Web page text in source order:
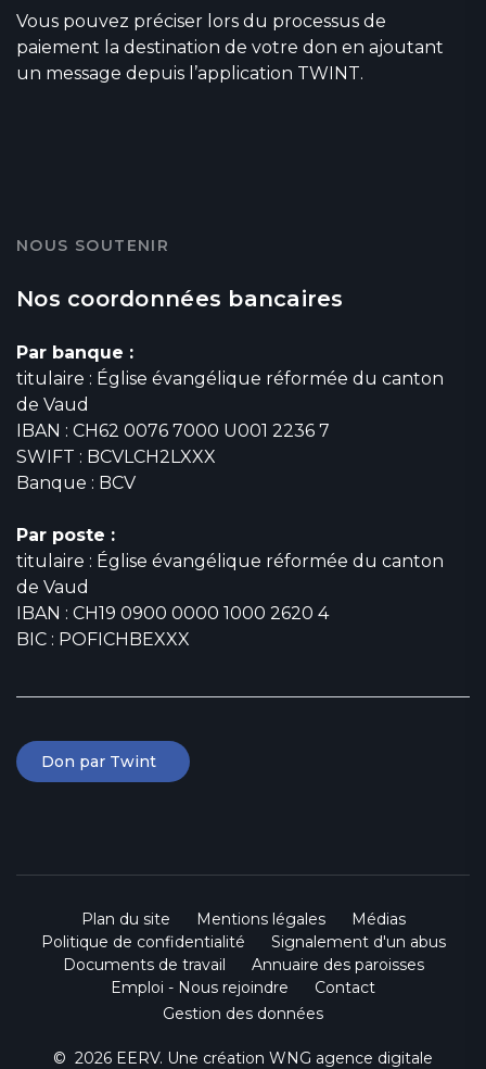
Vous pouvez préciser lors du processus de
paiement la destination de votre don en ajoutant
un message depuis l’application TWINT.
NOUS SOUTENIR
Nos coordonnées bancaires
Par banque :
titulaire : Église évangélique réformée du canton
de Vaud
IBAN : CH62 0076 7000 U001 2236 7
SWIFT : BCVLCH2LXXX
Banque : BCV
Par poste :
titulaire : Église évangélique réformée du canton
de Vaud
IBAN : CH19 0900 0000 1000 2620 4
BIC : POFICHBEXXX
Don par Twint
Plan du site Mentions légales
Médias
Politique de confidentialité
Signalement d'un abus
Documents de travail
Annuaire des paroisses
Emploi - Nous rejoindre
Contact
Gestion des données
© 2026 EERV. Une création WNG agence digitale